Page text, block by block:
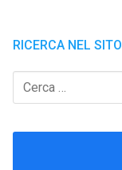
RICERCA NEL SITO
Cerca: